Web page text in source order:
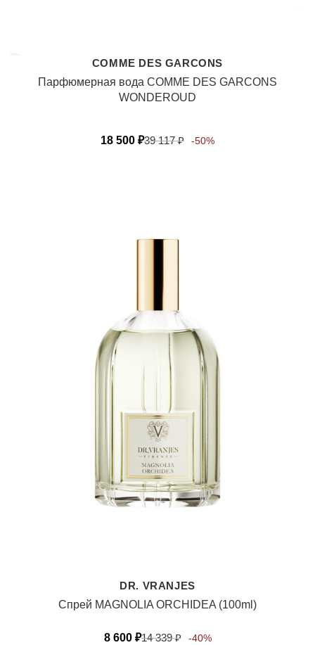
COMME DES GARCONS
Парфюмерная вода COMME DES GARCONS
WONDEROUD
18 500 ₽39 117₽ -50%
DR. VRANJES
Спрей MAGNOLIA ORCHIDEA (100ml)
8 600 ₽14 339₽ -40%